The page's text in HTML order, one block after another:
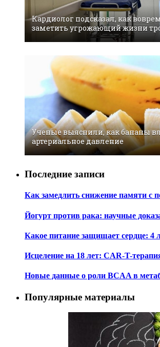
Кардиолог подсказал, как
заметить угрожающий жизни
Ученые выяснили, как бананы
артериальное давление
Последние записи
Как замедлить снижение памяти с
Йогурт против рака: научные
Какое питание защищает сердце: 4
Исцеление на 18 лет: CAR-T-
Новые данные о роли BCAA в
Популярные материалы